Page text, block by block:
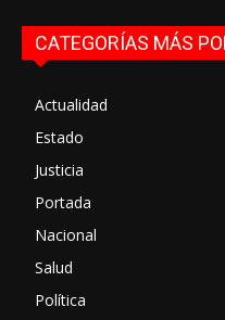
CATEGORÍAS MÁS
Actualidad
Estado
Justicia
Portada
Nacional
Salud
Política